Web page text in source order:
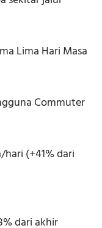
Lima Hari Masa
Commuter
hari (+41% dari
dari akhir